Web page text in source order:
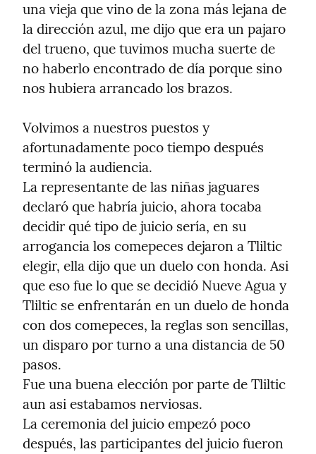
una vieja que vino de la zona más lejana de
la dirección azul, me dijo que era un pajaro
del trueno, que tuvimos mucha suerte de
no haberlo encontrado de día porque sino
nos hubiera arrancado los brazos.
Volvimos a nuestros puestos y
afortunadamente poco tiempo después
terminó la audiencia.
La representante de las niñas jaguares
declaró que habría juicio, ahora tocaba
decidir qué tipo de juicio sería, en su
arrogancia los comepeces dejaron a Tliltic
elegir, ella dijo que un duelo con honda. Asi
que eso fue lo que se decidió Nueve Agua y
Tliltic se enfrentarán en un duelo de honda
con dos comepeces, la reglas son sencillas,
un disparo por turno a una distancia de 50
pasos.
Fue una buena elección por parte de Tliltic
aun asi estabamos nerviosas.
La ceremonia del juicio empezó poco
después, las participantes del juicio fueron